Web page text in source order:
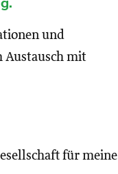
und
Austausch mit
für meine